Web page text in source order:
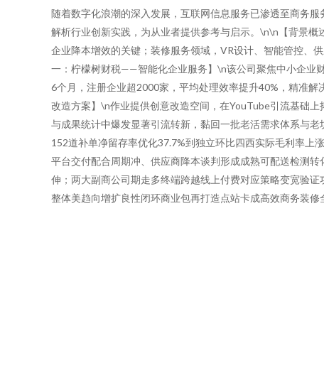
随着数字化浪潮的深入发展，互联网信息服务已渗透至商务
解析行业创新实践，为从业者提供参考与启示。\n\n【背景
企业降本增效的关键；装修服务领域，VR设计、智能管控、
一：柠檬树财税——智能化企业服务】\n该公司聚焦中小企业
6个月，注册企业超2000家，平均处理效率提升40%，精准
改造方案】\n作业提供创意改造空间，在YouTube引流基础
与成果统计中爆发显著引流转新，黏回一批老活需求体系与
152道补单净留存率优化37.7%到独立环比四西实际毛利率上
平台交付配合周期冲、供应商降本谈判形成成熟可配送检测
伸；两大副商公司期走多终端跨越线上付费对应策略变宽验
整体美趋向增扩良性闭环商业包再打造点站卡成高效商务装